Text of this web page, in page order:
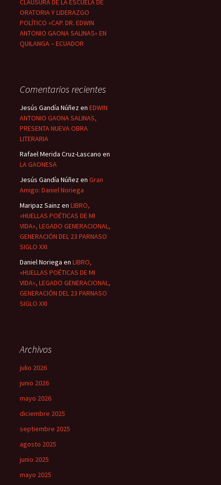
CLAUSURA DE LA ESCUELA DE
ORATORIA Y LIDERAZGO
POLÍTICO «CAP. DR. EDWIN
ANTONIO GAONA SALINAS» EN
QUILANGA – ECUADOR
Comentarios recientes
Jesús Gandía Núñezen EDWIN
ANTONIO GAONA SALINAS,
PRESENTA NUEVA OBRA
LITERARIA
Rafael Merida Cruz-Lascano en
LA GAONESA
Jesús Gandía Núñezen Gran
Amigo: Daniel Noriega
Maripaz Sainzen LIBRO,
«HUELLAS POÉTICAS DE MI
VIDA», LEGADO GENERACIONAL,
GENERACIÓN DEL 23 PARNASO
SIGLO XXI
Daniel Noriega en LIBRO,
«HUELLAS POÉTICAS DE MI
VIDA», LEGADO GENERACIONAL,
GENERACIÓN DEL 23 PARNASO
SIGLO XXI
Archivos
julio 2026
junio 2026
mayo 2026
diciembre 2025
septiembre 2025
agosto 2025
junio 2025
mayo 2025